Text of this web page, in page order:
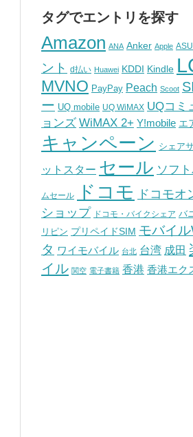
タグでエントリを探す
Amazon ANA Anker Apple
ント
d払い Huawei KDDI Kindle
MVNO PayPay Peach Scoot
ー UQ mobile UQ WiMAX UQコミ
ョンズ WiMAX 2+ Y!mobile エ
キャンペーン シェア
ットスター セール ソフ
ムセール ドコモ
ドコモオ
ショップ ドコモ・バイクシェア バ
リピン プリペイドSIM モバイ
タ ワイモバイル 台北 台湾 成田
イル 関空 電子書籍 香港 香港エク